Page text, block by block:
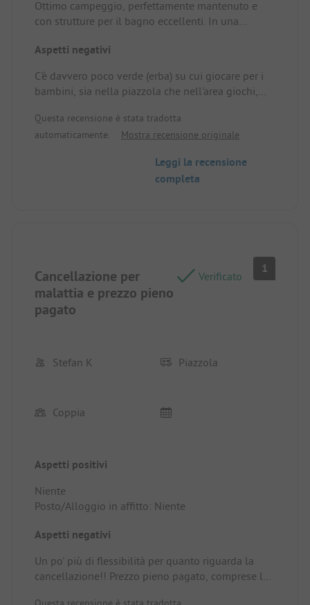
Ottimo campeggio, perfettamente mantenuto e
con strutture per il bagno eccellenti. In una
alloggio in affitto: La vista.
Aspetti negativi
C'è davvero poco verde (erba) su cui giocare per i
bambini, sia nella piazzola che nell'area giochi,
molto meglio se le auto fossero obbligate a
parcheggiare in un'area separata, perché ora tutte
affollate di auto che circolano avanti e indietro per
tutto il giorno. Piazzola / alloggio in affitto: Troppa
Questa recensione è stata tradotta
automaticamente.
Mostra recensione originale
Leggi la recensione
completa
Cancellazione per
malattia e prezzo pieno
pagato
Verificato
1
Stefan K Piazzola
Coppia
Aspetti positivi
Niente
Posto/Alloggio in affitto: Niente
Aspetti negativi
Un po' più di flessibilità per quanto riguarda la
cancellazione!! Prezzo pieno pagato, comprese le